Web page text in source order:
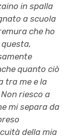
in spalla
a scuola
che ho
quanto ciò
tra me e la
riesco a
mi separa da
della mia